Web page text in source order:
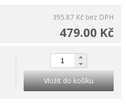
395.87 Kč bez DPH
479.00 Kč
Vložit do košíku